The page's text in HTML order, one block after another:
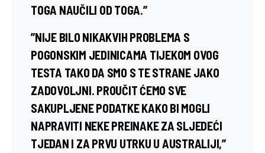
TOGA NAUČILI OD TOGA.”
”NIJE BILO NIKAKVIH PROBLEMA S
POGONSKIM JEDINICAMA TIJEKOM OVOG
TESTA TAKO DA SMO S TE STRANE JAKO
ZADOVOLJNI. PROUČIT ĆEMO SVE
SAKUPLJENE PODATKE KAKO BI MOGLI
NAPRAVITI NEKE PREINAKE ZA SLJEDEĆI
TJEDAN I ZA PRVU UTRKU U AUSTRALIJI,”